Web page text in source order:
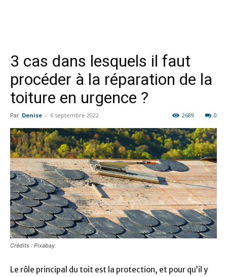
3 cas dans lesquels il faut
procéder à la réparation de la
toiture en urgence ?
Par Denise - 6 septembre 2022 0
2689
Crédits : Pixabay
Le rôle principal du toit est la protection, et pour qu’il y